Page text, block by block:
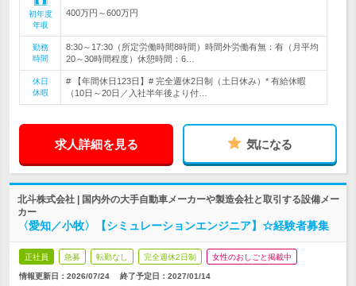
初年度
年収
400万円～600万円
勤務
時間
8:30～17:30（所定労働時間8時間）時間外労働有無：有（月平均
20～30時間程度）休憩時間：6…
休日
休暇
# 【年間休日123日】# 完全週休2日制（土日休み）* 有給休暇
（10日～20日／入社半年後より付…
求人詳細を見る 気になる
北斗株式会社 | 国内外の大手自動車メーカーや製造会社と取引する設備メー
カー
〈愛知／小牧〉【シミュレーションエンジニア】☆経験者募集
正社員 急募 転勤なし 完全週休2日制 女性のおしごと掲載中
情報更新日：2026/07/24 終了予定日： 2027/01/14